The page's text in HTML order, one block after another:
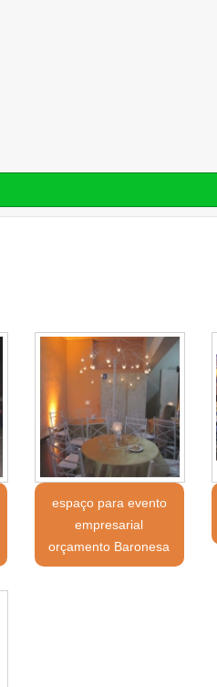
espaço para evento
empresarial
orçamento Baronesa